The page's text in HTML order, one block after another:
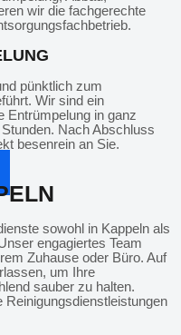
wir die fachgerechte
pünktlich zum
Wir sind ein
Entrümpelung in ganz
Nach Abschluss
besenrein an Sie.
sowohl in Kappeln als
engagiertes Team
Zuhause oder Büro. Auf
um Ihre
sauber zu halten.
Reinigungsdienstleistungen